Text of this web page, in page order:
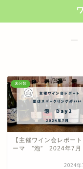
―
未分類
【主催ワイン会レポー
ーマ ”泡” 2024年7月
2024年